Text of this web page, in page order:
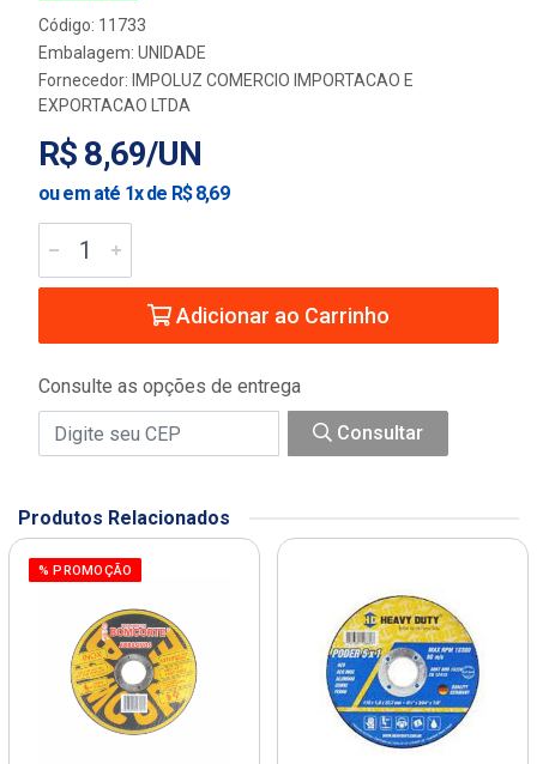
Código: 11733
Embalagem: UNIDADE
Fornecedor: IMPOLUZ COMERCIO IMPORTACAO E
EXPORTACAO LTDA
R$ 8,69/UN
ou em até 1x de R$ 8,69
Adicionar ao Carrinho
Consulte as opções de entrega
Consultar
Produtos Relacionados
% PROMOÇÃO